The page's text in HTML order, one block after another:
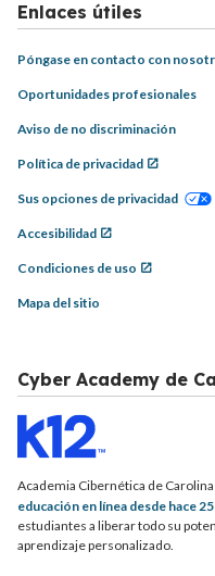
Enlaces útiles
Póngase en contacto con
Oportunidades profesionales
Aviso de no discriminación
Política de privacidad
Sus opciones de privacidad
Accesibilidad
Condiciones de uso
Mapa del sitio
Cyber Academy de
Academia Cibernética de
educación en línea desde hace
estudiantes a liberar todo su
aprendizaje personalizado.